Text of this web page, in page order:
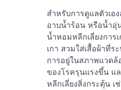
สำหรับการดูแลตัวเ
อาบน้ำร้อน หรือน้ำอุ่
น้ำหอมหลีกเลี่ยงการ
เกา สวมใส่เสื้อผ้าที่ร
การอยู่ในสภาพแวดล้
ของโรครุนแรงขึ้น แล
หลีกเลี่ยงสิ่งกระตุ้น เ